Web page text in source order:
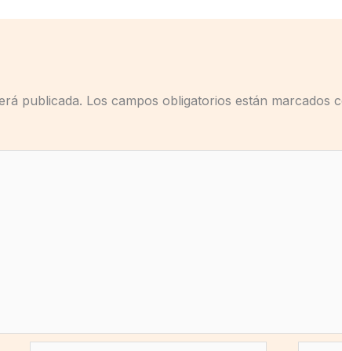
publicada. Los campos obligatorios están marcados